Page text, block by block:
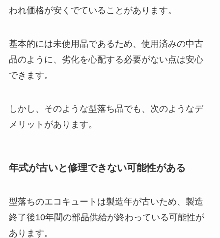
われ価格が安くでていることがあります。
基本的には未使用品であるため、使用済みの中古
品のように、劣化を心配する必要がない点は安心
できます。
しかし、そのような型落ち品でも、次のようなデ
メリットがあります。
年式が古いと修理できない可能性がある
型落ちのエコキュートは製造年が古いため、製造
終了後10年間の部品供給が終わっている可能性が
あります。